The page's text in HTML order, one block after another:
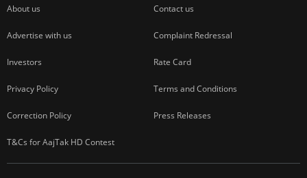
About us Contact us
Advertise with us Complaint Redressal
Investors Rate Card
Privacy Policy Terms and Conditions
Correction Policy Press Releases
T&Cs for AajTak HD Contest